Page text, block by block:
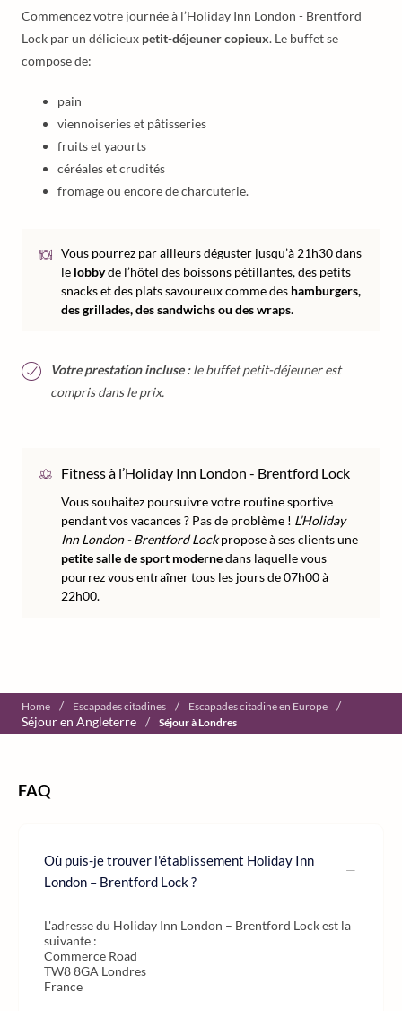
Commencez votre journée à l’Holiday Inn London - Brentford
Lock par un délicieux petit-déjeuner copieux. Le buffet se
compose de:
pain
viennoiseries et pâtisseries
fruits et yaourts
céréales et crudités
fromage ou encore de charcuterie.
Vous pourrez par ailleurs déguster jusqu’à 21h30 dans
le lobbyde l’hôtel des boissons pétillantes, des petits
snacks et des plats savoureux comme des hamburgers,
des grillades, des sandwichs ou des wraps.
Votre prestation incluse :le buffet petit-déjeuner est
compris dans le prix.
Fitness à l’Holiday Inn London - Brentford Lock
Vous souhaitez poursuivre votre routine sportive
pendant vos vacances ? Pas de problème ! L’Holiday
Inn London - Brentford Lockpropose à ses clients une
petite salle de sport modernedans laquelle vous
pourrez vous entraîner tous les jours de 07h00 à
22h00.
Home / Escapades citadines / Escapades citadine en Europe
/
Séjour en Angleterre / Séjour à Londres
FAQ
Où puis-je trouver l'établissement Holiday Inn
London – Brentford Lock ?
L'adresse du Holiday Inn London – Brentford Lock est la
suivante :
Commerce Road
TW8 8GA Londres
France